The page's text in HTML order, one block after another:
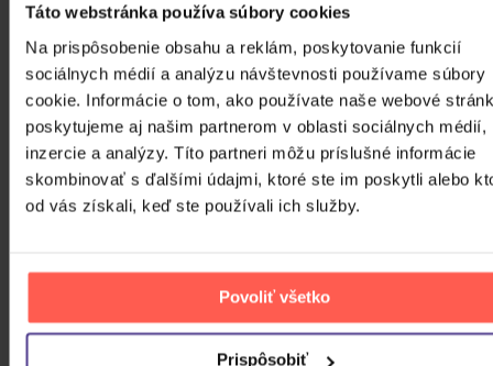
Táto webstránka používa súbory cookies
Na prispôsobenie obsahu a reklám, poskytovanie funkcií
sociálnych médií a analýzu návštevnosti používame súbory
cookie. Informácie o tom, ako používate naše webové
poskytujeme aj našim partnerom v oblasti sociálnych médií,
inzercie a analýzy. Títo partneri môžu príslušné informácie
skombinovať s ďalšími údajmi, ktoré ste im poskytli alebo
od vás získali, keď ste používali ich služby.
Povoliť všetko
Prispôsobiť
DVD
Skladom 8,40 €
Harry Potter kolekcia 1.-8.
Skladom